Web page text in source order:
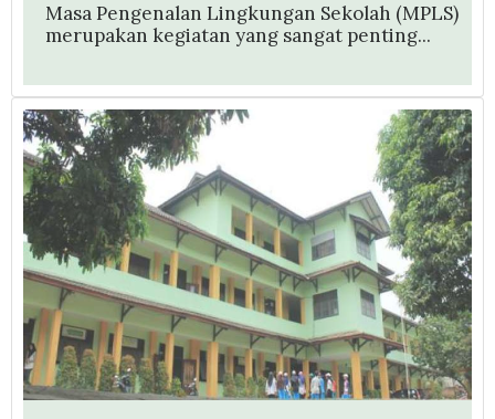
Masa Pengenalan Lingkungan Sekolah (MPLS)
merupakan kegiatan yang sangat penting...